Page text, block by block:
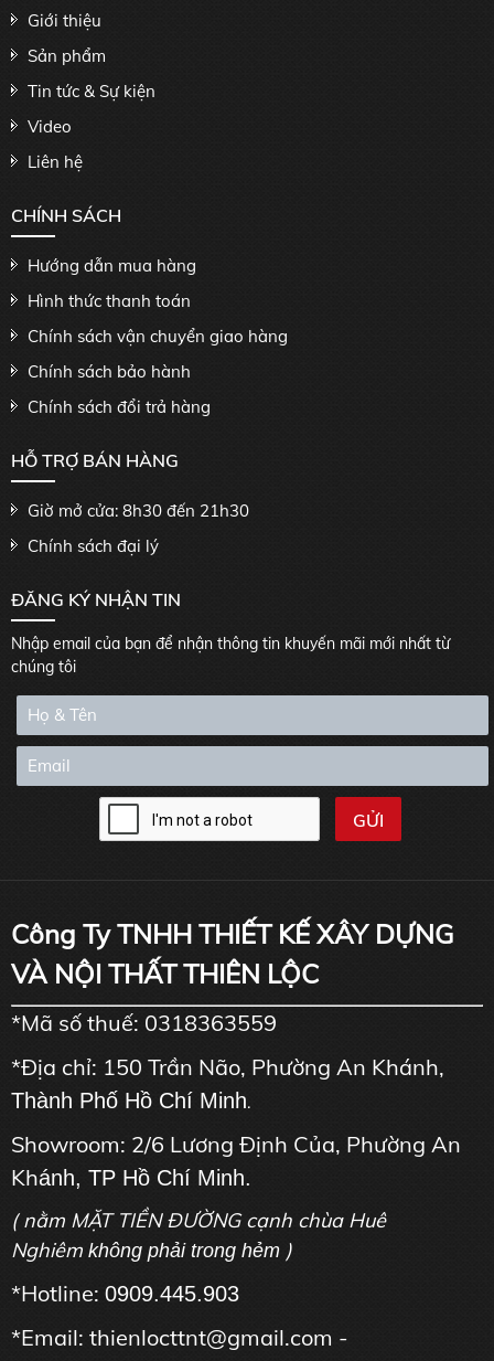
Giới thiệu
Sản phẩm
Tin tức & Sự kiện
Video
Liên hệ
CHÍNH SÁCH
Hướng dẫn mua hàng
Hình thức thanh toán
Chính sách vận chuyển giao hàng
Chính sách bảo hành
Chính sách đổi trả hàng
HỖ TRỢ BÁN HÀNG
Giờ mở cửa: 8h30 đến 21h30
Chính sách đại lý
ĐĂNG KÝ NHẬN TIN
Nhập email của bạn để nhận thông tin khuyến mãi mới nhất từ
chúng tôi
Công Ty TNHH THIẾT KẾ XÂY DỰNG
VÀ NỘI THẤT THIÊN LỘC
*Mã số thuế: 0318363559
*Địa chỉ: 150 Trần Não, Phường An Khánh,
Thành Phố Hồ Chí Minh.
Showroom: 2/6 Lương Định Của, Phường An
Khánh, TP Hồ Chí Minh.
( nằm MẶT TIỀN ĐƯỜNG cạnh chùa Huê
Nghiêm không phải trong hẻm )
*Hotline: 0909.445.903
*Email: thienlocttnt@gmail.com -